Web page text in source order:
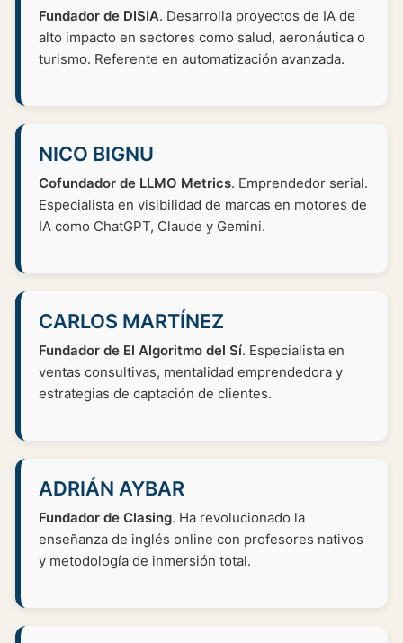
Fundador de DISIA. Desarrolla proyectos de IA de
alto impacto en sectores como salud, aeronáutica o
turismo. Referente en automatización avanzada.
NICO BIGNU
Cofundador de LLMO Metrics. Emprendedor serial.
Especialista en visibilidad de marcas en motores de
IA como ChatGPT, Claude y Gemini.
CARLOS MARTÍNEZ
Fundador de El Algoritmo del Sí. Especialista en
ventas consultivas, mentalidad emprendedora y
estrategias de captación de clientes.
ADRIÁN AYBAR
Fundador de Clasing. Ha revolucionado la
enseñanza de inglés online con profesores nativos
y metodología de inmersión total.